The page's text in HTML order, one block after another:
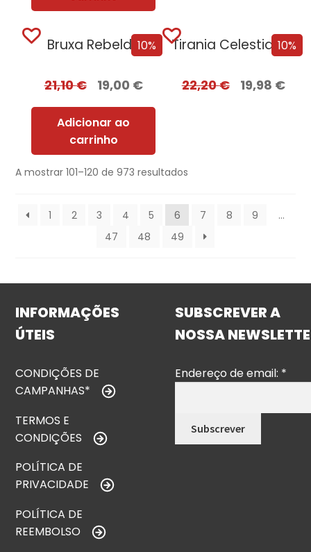
10%
Bruxa Rebelde
21,10€ 19,00 €
Adicionar ao
carrinho
10%
Tirania Celestial + Oferta GILD
22,20€ 19,98 €
A mostrar 101–120 de 973 resultados
1 2 3 4 5 6 7 8 9
…
47
48 49
INFORMAÇÕES
ÚTEIS
CONDIÇÕES DE
CAMPANHAS*
TERMOS E
CONDIÇÕES
POLÍTICA DE
PRIVACIDADE
POLÍTICA DE
REEMBOLSO
SUBSCREVER A
NOSSA
Endereço de email: *